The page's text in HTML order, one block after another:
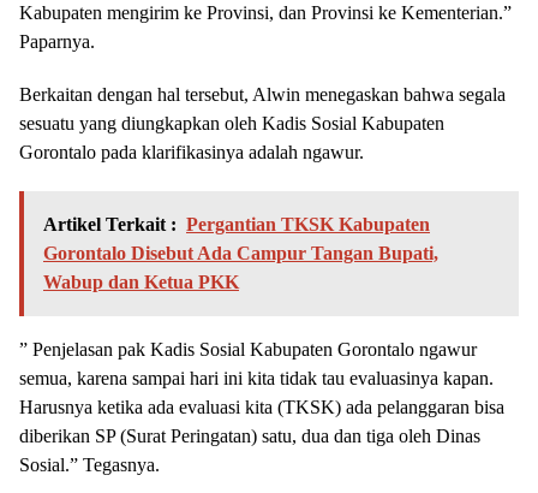
Kabupaten mengirim ke Provinsi, dan Provinsi ke Kementerian.”
Paparnya.
Berkaitan dengan hal tersebut, Alwin menegaskan bahwa segala
sesuatu yang diungkapkan oleh Kadis Sosial Kabupaten
Gorontalo pada klarifikasinya adalah ngawur.
Artikel Terkait : Pergantian TKSK Kabupaten
Gorontalo Disebut Ada Campur Tangan Bupati,
Wabup dan Ketua PKK
” Penjelasan pak Kadis Sosial Kabupaten Gorontalo ngawur
semua, karena sampai hari ini kita tidak tau evaluasinya kapan.
Harusnya ketika ada evaluasi kita (TKSK) ada pelanggaran bisa
diberikan SP (Surat Peringatan) satu, dua dan tiga oleh Dinas
Sosial.” Tegasnya.